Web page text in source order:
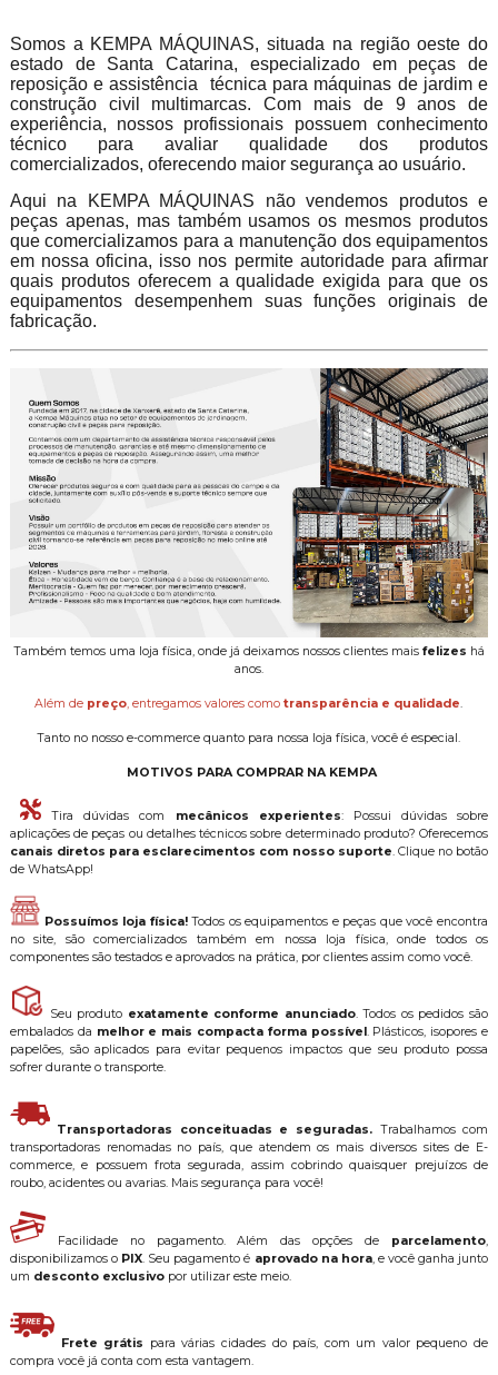
Somos a KEMPA MÁQUINAS, situada na região oeste do
estado de Santa Catarina, especializado em peças de
reposição e assistência técnica para máquinas de jardim e
construção civil multimarcas. Com mais de 9 anos de
experiência, nossos profissionais possuem conhecimento
técnico para avaliar qualidade dos produtos
comercializados, oferecendo maior segurança ao usuário.
Aqui na KEMPA MÁQUINAS não vendemos produtos e
peças apenas, mas também usamos os mesmos produtos
que comercializamos para a manutenção dos equipamentos
em nossa oficina, isso nos permite autoridade para afirmar
quais produtos oferecem a qualidade exigida para que os
equipamentos desempenhem suas funções originais de
fabricação.
Também temos uma loja física, onde já deixamos nossos clientes mais felizes há
anos.
Além de preço , entregamos valores comotransparência e qualidade
Tanto no nosso e-commerce quanto para nossa loja física, você é especial.
MOTIVOS PARA COMPRAR NA KEMPA
Tira dúvidas com mecânicos experientes: Possui dúvidas sobre
aplicações de peças ou detalhes técnicos sobre determinado produto? Oferecemos
canais diretos para esclarecimentos com nosso suporte . Clique no botão
de WhatsApp!
Possuímos loja física!Todos os equipamentos e peças que você encontra
no site, são comercializados também em nossa loja física, onde todos os
componentes são testados e aprovados na prática, por clientes assim como você.
Seu produto exatamente conforme anunciado. Todos os pedidos são
embalados da melhor e mais compacta forma possível. Plásticos, isopores e
papelões, são aplicados para evitar pequenos impactos que seu produto possa
sofrer durante o transporte.
Transportadoras conceituadas e seguradas. Trabalhamos com
transportadoras renomadas no país, que atendem os mais diversos sites de E-
commerce, e possuem frota segurada, assim cobrindo quaisquer prejuízos de
roubo, acidentes ou avarias. Mais segurança para você!
Facilidade no pagamento. Além das opções de parcelamento
disponibilizamos o PIX . Seu pagamento é aprovado na hora, e você ganha junto
um desconto exclusivopor utilizar este meio.
Frete grátis para várias cidades do país, com um valor pequeno de
compra você já conta com esta vantagem.